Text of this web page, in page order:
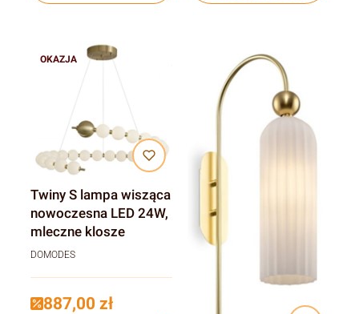
OKAZJA
Twiny S lampa wisząca
nowoczesna LED 24W,
mleczne klosze
DOMODES
887,00 zł